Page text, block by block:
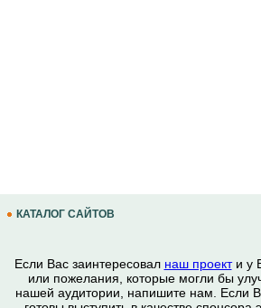
КАТАЛОГ САЙТОВ
Если Вас заинтересовал наш проекти у
или пожелания, которые могли бы
нашей аудитории, напишите нам. Если